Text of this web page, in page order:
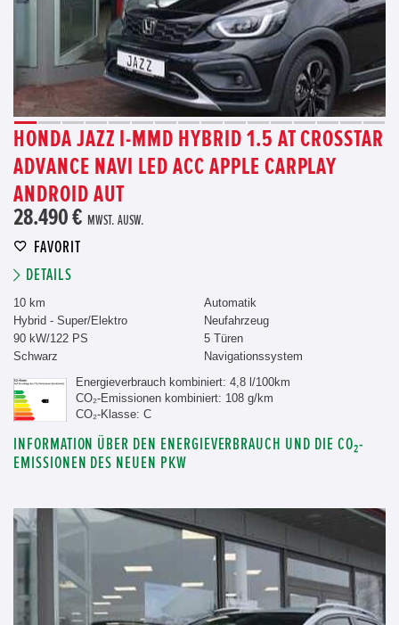
HONDA JAZZ I-MMD HYBRID 1.5 AT CROSSTAR
ADVANCE NAVI LED ACC APPLE CARPLAY
ANDROID AUT
28.490 € MWST. AUSW.
FAVORIT
DETAILS
10 km
Hybrid - Super/Elektro
90 kW/122 PS
Schwarz
Automatik
Neufahrzeug
5 Türen
Navigationssystem
Energieverbrauch kombiniert: 4,8 l/100km
CO₂-Emissionen kombiniert: 108 g/km
CO₂-Klasse: C
INFORMATION ÜBER DEN ENERGIEVERBRAUCH UND DIE CO₂-
EMISSIONEN DES NEUEN PKW